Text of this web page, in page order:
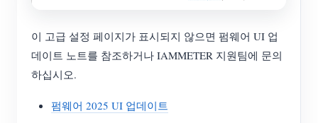
이 고급 설정 페이지가 표시되지 않으면 펌웨어 UI 업
데이트 노트를 참조하거나 IAMMETER 지원팀에 문의
하십시오.
펌웨어 2025 UI 업데이트